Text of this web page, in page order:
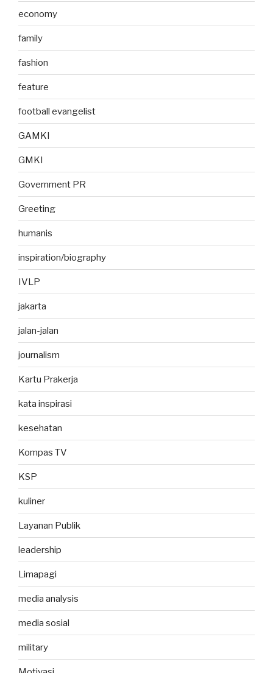
economy
family
fashion
feature
football evangelist
GAMKI
GMKI
Government PR
Greeting
humanis
inspiration/biography
IVLP
jakarta
jalan-jalan
journalism
Kartu Prakerja
kata inspirasi
kesehatan
Kompas TV
KSP
kuliner
Layanan Publik
leadership
Limapagi
media analysis
media sosial
military